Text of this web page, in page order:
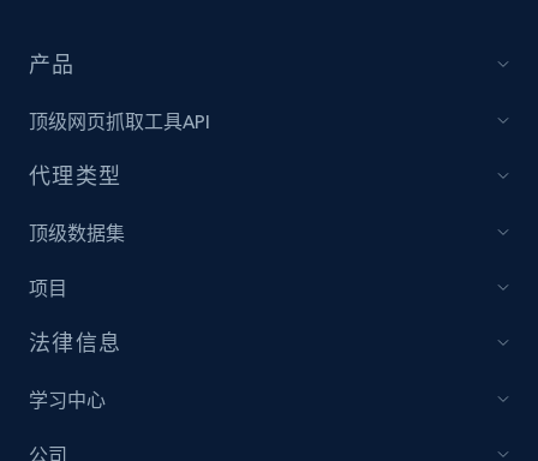
产品
顶级网页抓取工具API
代理类型
顶级数据集
项目
法律信息
学习中心
公司